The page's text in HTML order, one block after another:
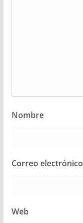
Nombre
Correo electrónico
Web